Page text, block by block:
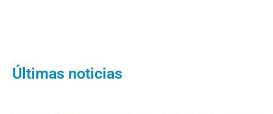
Últimas noticias